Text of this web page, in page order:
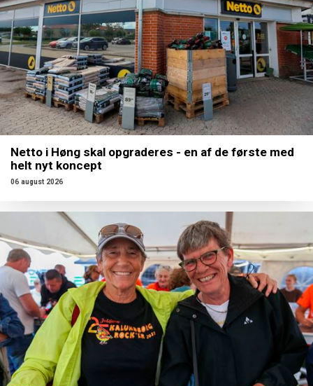
Netto i Høng skal opgraderes - en af de første med
helt nyt koncept
06 august 2026